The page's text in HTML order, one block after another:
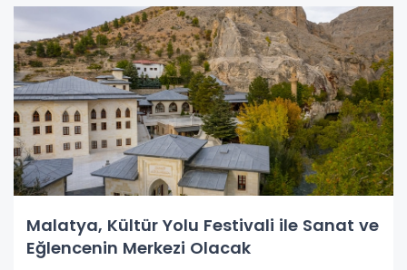
Malatya, Kültür Yolu Festivali ile Sanat ve
Eğlencenin Merkezi Olacak